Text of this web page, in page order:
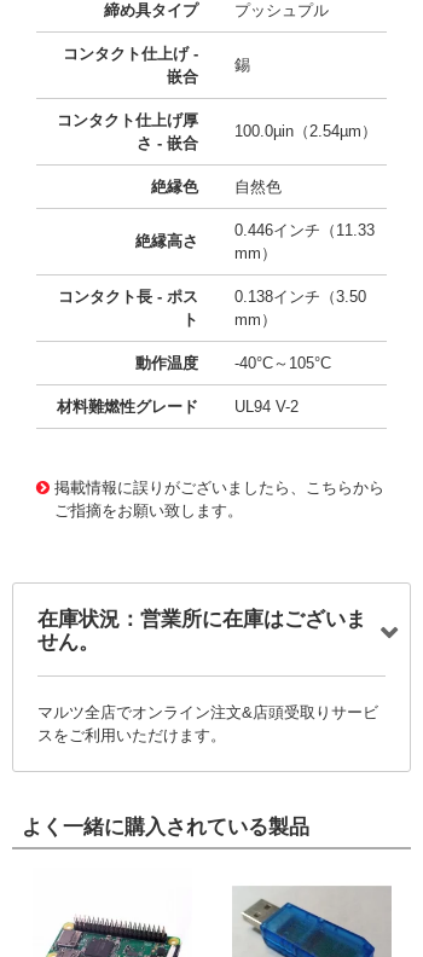
締め具タイプ プッシュプル
コンタクト仕上げ -
嵌合
錫
コンタクト仕上げ厚
さ - 嵌合
100.0µin（2.54µm）
絶縁色 自然色
絶縁高さ
0.446インチ（11.33
mm）
コンタクト長 - ポス
ト
0.138インチ（3.50
mm）
動作温度 -40°C～105°C
材料難燃性グレード UL94 V-2
掲載情報に誤りがございましたら、こちらから
ご指摘をお願い致します。
在庫状況：営業所に在庫はございま
せん。
マルツ全店でオンライン注文&店頭受取りサービ
スをご利用いただけます。
よく一緒に購入されている製品